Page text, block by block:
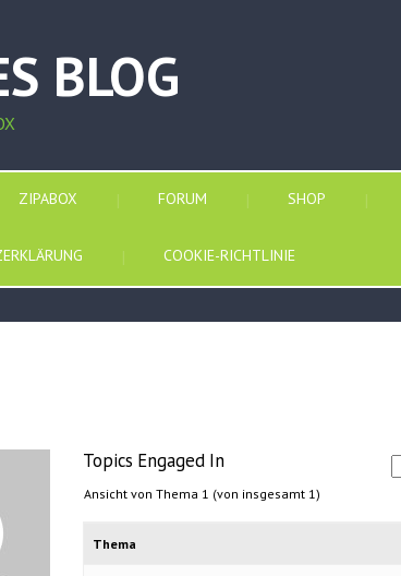
BLOG
ZIPABOX FORUM SHOP
COOKIE-RICHTLINIE
Topics Engaged In
Ansicht von Thema 1 (von insgesamt 1)
Thema